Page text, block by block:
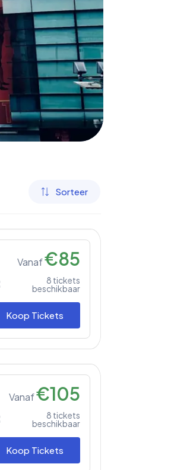
Sorteer
Vanaf€85
8 tickets
beschikbaar
Koop Tickets
Vanaf€105
8 tickets
beschikbaar
Koop Tickets